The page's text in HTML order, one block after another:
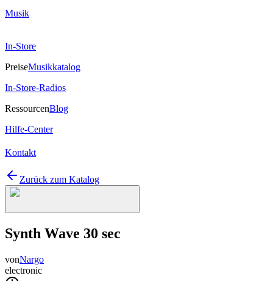
Musik
In-Store
PreiseMusikkatalog
In-Store-Radios
RessourcenBlog
Hilfe-Center
Kontakt
Zurück zum Katalog
Synth Wave 30 sec
vonNargo
electronic